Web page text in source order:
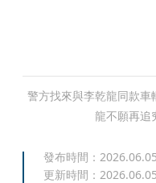
警方找來與李乾龍同款
龍不願再追
發布時間：
更新時間：